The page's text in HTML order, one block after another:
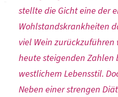
stellte die Gicht eine der
Wohlstandskrankheiten
viel Wein
heute steigenden Zahlen
westlichem Lebensstil.
Neben einer strengen